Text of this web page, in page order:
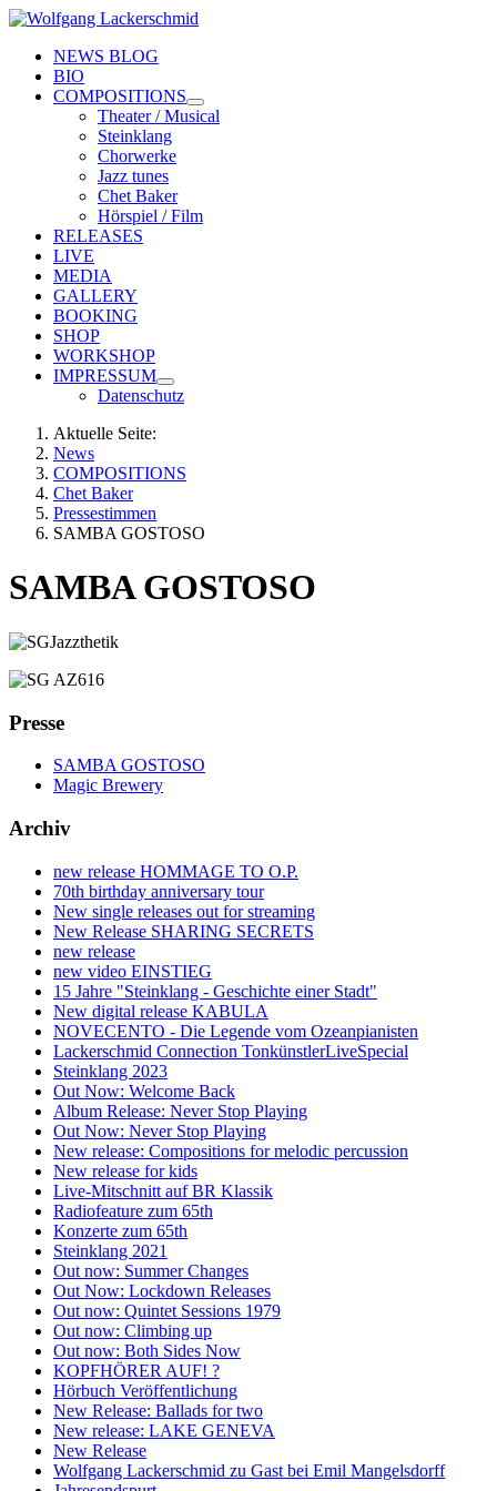
NEWS BLOG
BIO
COMPOSITIONS
Theater / Musical
Steinklang
Chorwerke
Jazz tunes
Chet Baker
Hörspiel / Film
RELEASES
LIVE
MEDIA
GALLERY
BOOKING
SHOP
WORKSHOP
IMPRESSUM
Datenschutz
Aktuelle Seite:
News
COMPOSITIONS
Chet Baker
Pressestimmen
SAMBA GOSTOSO
SAMBA GOSTOSO
Presse
SAMBA GOSTOSO
Magic Brewery
Archiv
new release HOMMAGE TO O.P.
70th birthday anniversary tour
New single releases out for streaming
New Release SHARING SECRETS
new release
new video EINSTIEG
15 Jahre "Steinklang - Geschichte einer Stadt"
New digital release KABULA
NOVECENTO - Die Legende vom Ozeanpianisten
Lackerschmid Connection TonkünstlerLiveSpecial
Steinklang 2023
Out Now: Welcome Back
Album Release: Never Stop Playing
Out Now: Never Stop Playing
New release: Compositions for melodic percussion
New release for kids
Live-Mitschnitt auf BR Klassik
Radiofeature zum 65th
Konzerte zum 65th
Steinklang 2021
Out now: Summer Changes
Out Now: Lockdown Releases
Out now: Quintet Sessions 1979
Out now: Climbing up
Out now: Both Sides Now
KOPFHÖRER AUF! ?
Hörbuch Veröffentlichung
New Release: Ballads for two
New release: LAKE GENEVA
New Release
Wolfgang Lackerschmid zu Gast bei Emil Mangelsdorff